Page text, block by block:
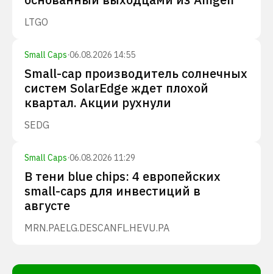
LTGO
Small Caps·06.08.2026 14:55
Small-cap производитель солнечных
систем SolarEdge ждет плохой
квартал. Акции рухнули
SEDG
Small Caps·06.08.2026 11:29
В тени blue chips: 4 европейских
small-caps для инвестиций в
августе
MRN.PAELG.DESCANFL.HEVU.PA